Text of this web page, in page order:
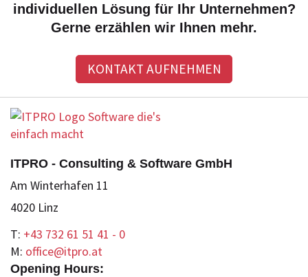
individuellen Lösung für Ihr Unternehmen?
Gerne erzählen wir Ihnen mehr.
KONTAKT AUFNEHMEN
ITPRO - Consulting & Software GmbH
Am Winterhafen 11
4020 Linz
T: +43 732 61 51 41 - 0
M: office@itpro.at
Opening Hours: